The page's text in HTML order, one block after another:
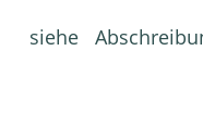
siehe